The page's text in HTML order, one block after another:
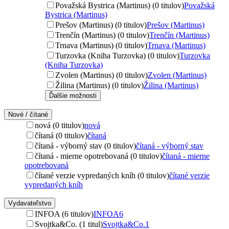
Považská Bystrica (Martinus) (0 titulov)Považská
Bystrica (Martinus)
Prešov (Martinus) (0 titulov)Prešov (Martinus)
Trenčín (Martinus) (0 titulov)Trenčín (Martinus)
Trnava (Martinus) (0 titulov)Trnava (Martinus)
Turzovka (Kniha Turzovka) (0 titulov)Turzovka
(Kniha Turzovka)
Zvolen (Martinus) (0 titulov)Zvolen (Martinus)
Žilina (Martinus) (0 titulov)Žilina (Martinus)
Ďalšie možnosti
Nové / čítané
nová (0 titulov)nová
čítaná (0 titulov)čítaná
čítaná - výborný stav (0 titulov)čítaná - výborný stav
čítaná - mierne opotrebovaná (0 titulov)čítaná - mierne
opotrebovaná
čítané verzie vypredaných kníh (0 titulov)čítané verzie
vypredaných kníh
Vydavateľstvo
INFOA (6 titulov)INFOA6
Svojtka&Co. (1 titul)Svojtka&Co.1